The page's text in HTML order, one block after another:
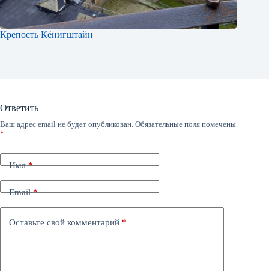
Крепость Кёнигштайн
Ответить
Ваш адрес email не будет опубликован. Обязательные поля помечены
*
Имя*
Email*
Оставьте свой комментарий *